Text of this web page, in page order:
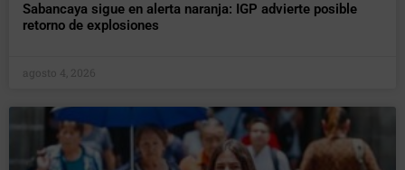
Sabancaya sigue en alerta naranja: IGP advierte posible
retorno de explosiones
agosto 4, 2026